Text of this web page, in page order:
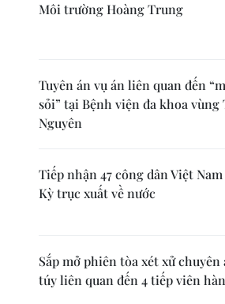
Môi trường Hoàng Trung
Tuyên án vụ án liên quan đến
sỏi” tại Bệnh viện đa khoa vùng
Nguyên
Tiếp nhận 47 công dân Việt
Kỳ trục xuất về nước
Sắp mở phiên tòa xét xử chuyên
túy liên quan đến 4 tiếp viên